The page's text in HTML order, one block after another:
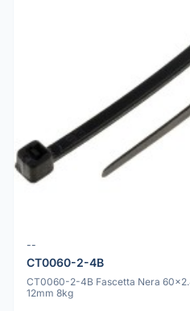
--
CT0060-2-4B
CT0060-2-4B Fascetta Nera
12mm 8kg